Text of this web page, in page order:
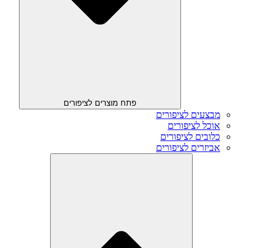
פתח מוצרים לציפורים
מבצעים לציפורים
אוכל לציפורים
כלובים לציפורים
אביזרים לציפורים